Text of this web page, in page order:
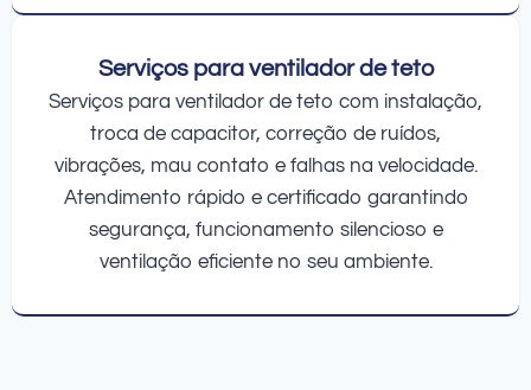
Serviços para ventilador de teto
Serviços para ventilador de teto com instalação,
troca de capacitor, correção de ruídos,
vibrações, mau contato e falhas na velocidade.
Atendimento rápido e certificado garantindo
segurança, funcionamento silencioso e
ventilação eficiente no seu ambiente.